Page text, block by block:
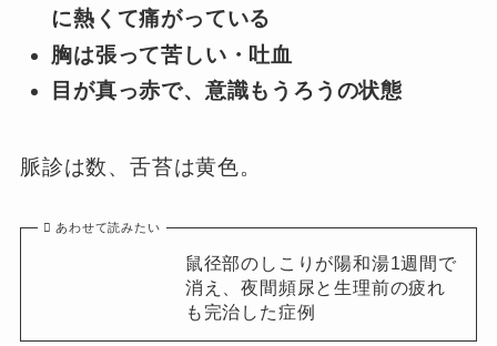
に熱くて痛がっている
胸は張って苦しい・吐血
目が真っ赤で、意識もうろうの状態
脈診は数、舌苔は黄色。
あわせて読みたい
鼠径部のしこりが陽和湯1週間で
消え、夜間頻尿と生理前の疲れ
も完治した症例